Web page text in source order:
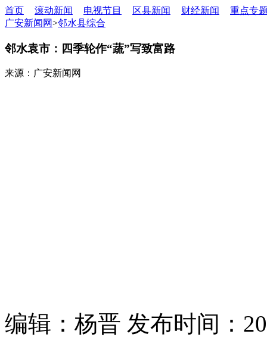
首页 滚动新闻 电视节目 区县新闻 财经新闻
重点专
广安新闻网>邻水县综合
邻水袁市：四季轮作“蔬”写致富路
来源：广安新闻网
编辑：杨晋 发布时间：